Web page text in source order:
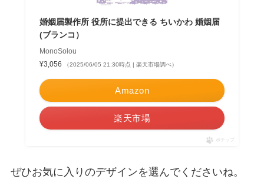
婚姻届製作所 役所に提出できる ちいかわ 婚姻届
(ブランコ）
MonoSolou
¥3,056
（2025/06/05 21:30時点 | 楽天市場調べ）
Amazon
楽天市場
ポチップ
ぜひお気に入りのデザインを選んでくださいね。